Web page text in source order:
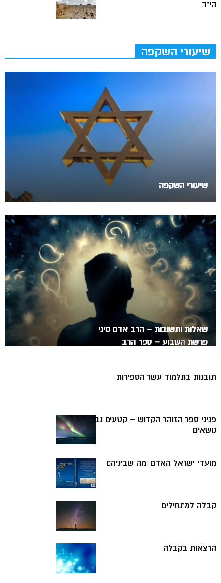
הי”ד
שיעורי השקפה
שיעורי השקפה
שאלות ותשובות – הרב אדם סיני
פרשת השבוע – ספר הרב
תובנות בתלמוד עשר הספירות
פניני ספר הזוהר הקדוש – קטעים נבחרים במגוון
נושאים
מועדי ישראל האדם ומה שביניהם
קבלה למתחילים
הרצאות בקבלה